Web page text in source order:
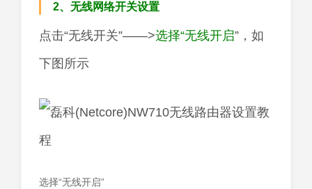
2、无线网络开关设置
点击“无线开关”——>选择“无线开启”，如
下图所示
选择“无线开启”